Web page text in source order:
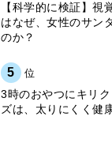
【科学的に検証】視
はなぜ、女性のサン
のか？
5 位
3時のおやつにキリ
ズは、太りにくく健